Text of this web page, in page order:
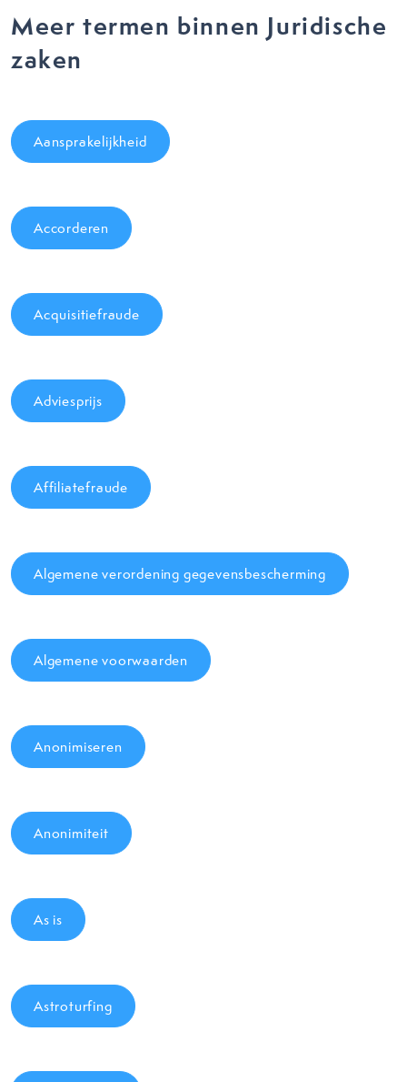
Meer termen binnen Juridische
zaken
Aansprakelijkheid
Accorderen
Acquisitiefraude
Adviesprijs
Affiliatefraude
Algemene verordening gegevensbescherming
Algemene voorwaarden
Anonimiseren
Anonimiteit
As is
Astroturfing